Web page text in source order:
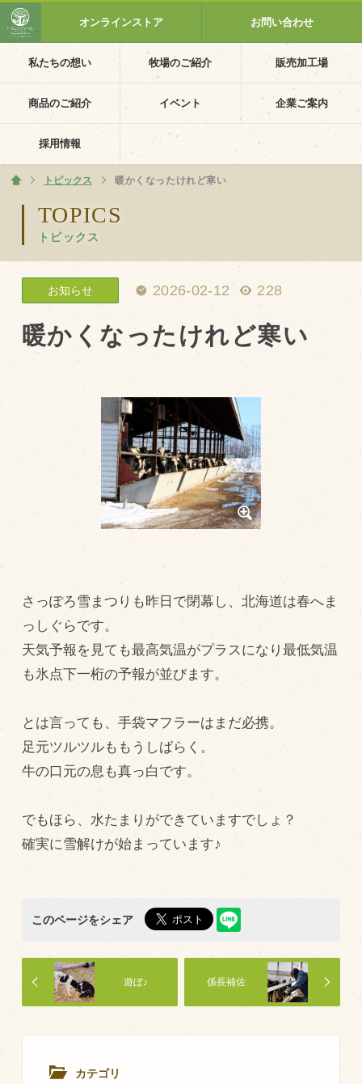
私たちの想い 牧場のご紹介 販売加工場
商品のご紹介 イベント 企業ご案内
採用情報
オンラインストア お問い合わせ
TOPICS
トピックス
ホーム
トピックス 暖かくなったけれど寒い
カテゴリ
お知らせ 2026-02-12 228
暖かくなったけれど寒い
さっぽろ雪まつりも昨日で閉幕し、北海道は春へま
っしぐらです。
天気予報を見ても最高気温がプラスになり最低気温
も氷点下一桁の予報が並びます。
とは言っても、手袋マフラーはまだ必携。
足元ツルツルももうしばらく。
牛の口元の息も真っ白です。
でもほら、水たまりができていますでしょ？
確実に雪解けが始まっています♪
このページをシェア
係長補佐
遊ぼ♪
ホーム
私たちの想い
PV動画
イベントカレンダー
イベント一覧
採用情報
企業ご案内
会社概要・沿革
アクセス
トピックス（新着順）
お知らせ
お客様の声
オリジナル投稿レシピ
十勝帯広の観光
採用情報
牧場の仕事
その他
牧場の仕事
飼育している牛について
環境・堆肥リサイクル
販売加工場
食肉加工場を新設
業務管理体制
品質管理体制
最新の設備
ＢtoＢ受発注システム
瑕疵とは